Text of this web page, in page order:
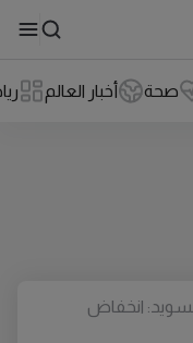
صحة أخبار العالم
انخفاض